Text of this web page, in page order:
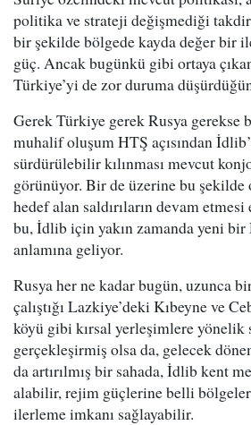
politika ve strateji değişmediği
bir şekilde bölgede kayda değer bir
güç. Ancak bugünkü gibi ortaya
Türkiye’yi de zor duruma
Gerek Türkiye gerek Rusya gerekse
muhalif oluşum HTŞ açısından
sürdürülebilir kılınması mevcut
görünüyor. Bir de üzerine bu
hedef alan saldırıların devam
bu, İdlib için yakın zamanda yeni bir
anlamına geliyor.
Rusya her ne kadar bugün, uzunca
çalıştığı Lazkiye’deki Kıbeyne ve
köyü gibi kırsal yerleşimlere yönelik
gerçekleşirmiş olsa da, gelecek
da artırılmış bir sahada, İdlib kent
alabilir, rejim güçlerine belli
ilerleme imkanı sağlayabilir.